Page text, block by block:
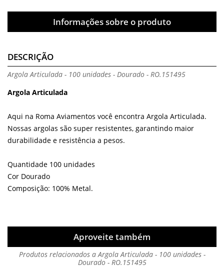
Informações sobre o produto
DESCRIÇÃO
Argola Articulada - 100 unidades - Dourado - RO.151495
Argola Articulada
Aqui na Roma Aviamentos você encontra Argola Articulada.
Nossas argolas são super resistentes, garantindo maior
durabilidade e resistência a pesos.
Quantidade 100 unidades
Cor Dourado
Composição: 100% Metal.
Aproveite também
Produtos relacionados a Argola Articulada - 100 unidades -
Dourado - RO.151495